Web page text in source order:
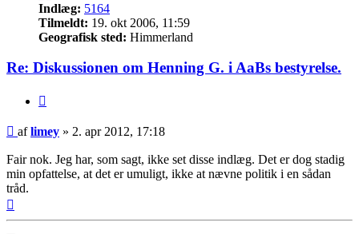
Indlæg: 5164
Tilmeldt: 19. okt 2006, 11:59
Geografisk sted: Himmerland
Re: Diskussionen om Henning G. i AaBs bestyrelse.
Indlæg
aflimey » 2. apr 2012, 17:18
Fair nok. Jeg har, som sagt, ikke set disse indlæg. Det er dog stadig
min opfattelse, at det er umuligt, ikke at nævne politik i en sådan
tråd.